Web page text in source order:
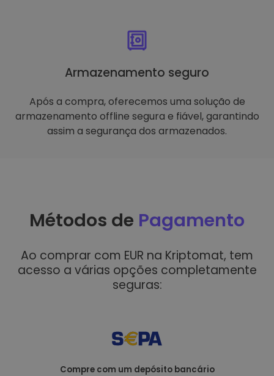
Armazenamento seguro
Após a compra, oferecemos uma solução de
armazenamento offline segura e fiável, garantindo
assim a segurança dos armazenados.
Métodos de Pagamento
Ao comprar com EUR na Kriptomat, tem
acesso a várias opções completamente
seguras:
Compre com um depósito bancário